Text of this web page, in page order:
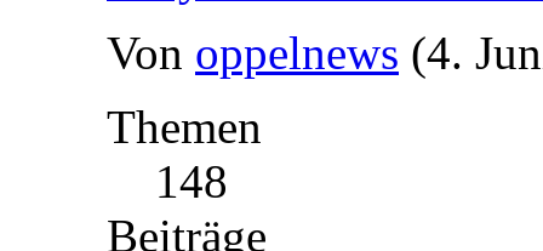
Von oppelnews (4.
Themen
148
Beiträge